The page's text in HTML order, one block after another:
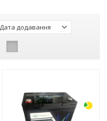
Дата додавання